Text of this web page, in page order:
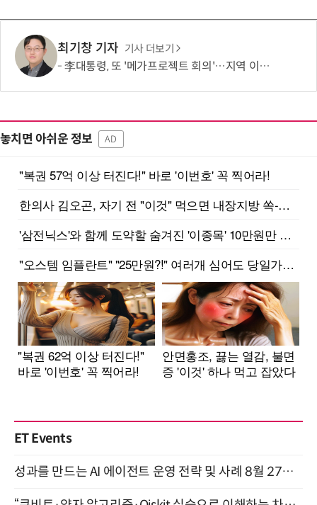
최기창 기자 기사 더보기
李대통령, 또 '메가프로젝트 회의'…지역 이기주의·주 52시간제 해법 주목
놓치면 아쉬운 정보 AD
ET Events
성과를 만드는 AI 에이전트 운영 전략 및 사례 8월 27일 개최